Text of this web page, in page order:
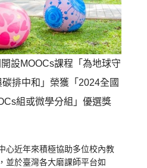
設MOOCs課程「為地球守
排中和」榮獲「2024全國
組或微學分組」優選獎
心近年來積極協助多位校內教
並於臺灣各大磨課師平台如